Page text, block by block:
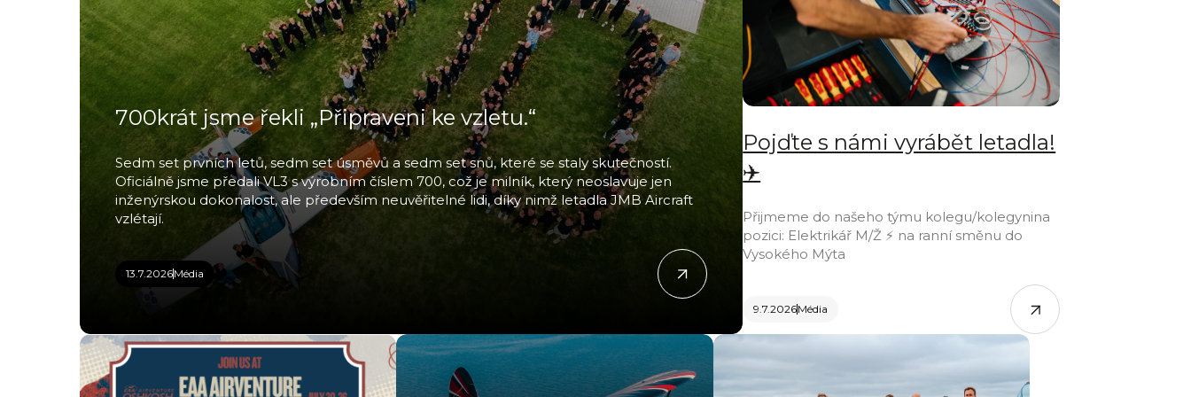
700krát jsme řekli „Připraveni ke vzletu.“
Sedm set prvních letů, sedm set úsměvů a sedm set snů, které se staly skutečností.
Oficiálně jsme předali VL3 s výrobním číslem 700, což je milník, který neoslavuje jen
inženýrskou dokonalost, ale především neuvěřitelné lidi, díky nimž letadla JMB Aircraft
vzlétají.
13.7.2026Média
Pojďte s námi vyrábět letadla!
✈️
Přijmeme do našeho týmu kolegu/kolegynina
pozici: Elektrikář M/Ž ⚡ na ranní směnu do
Vysokého Mýta
9.7.2026Média